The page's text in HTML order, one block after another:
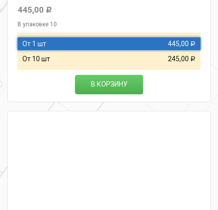
445,00 Р
В упаковке 10
От 1 шт 445,00 Р
От 10 шт 245,00 Р
В КОРЗИНУ